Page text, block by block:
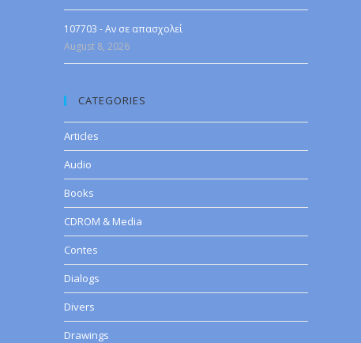
107703 - Αν σε απασχολεί
August 8, 2026
CATEGORIES
Articles
Audio
Books
CDROM & Media
Contes
Dialogs
Divers
Drawings